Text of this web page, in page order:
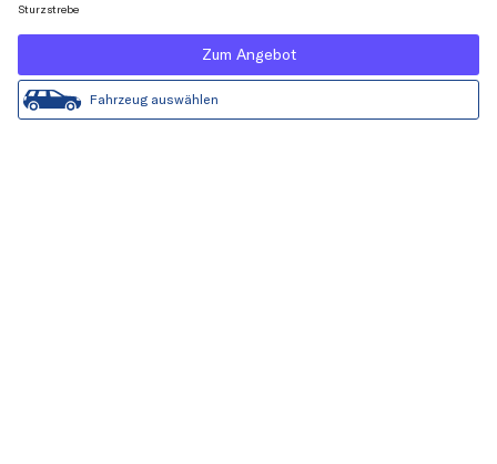
Sturzstrebe
Zum Angebot
Fahrzeug auswählen